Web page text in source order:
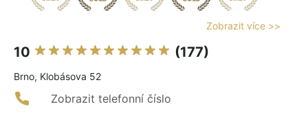
Zobrazit více >>
10 (177)
Brno, Klobásova 52
Zobrazit telefonní číslo